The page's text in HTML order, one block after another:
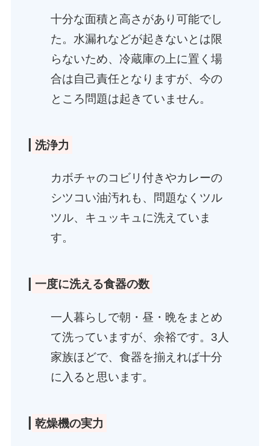
十分な面積と高さがあり可能でし
た。水漏れなどが起きないとは限
らないため、冷蔵庫の上に置く場
合は自己責任となりますが、今の
ところ問題は起きていません。
洗浄力
カボチャのコビリ付きやカレーの
シツコい油汚れも、問題なくツル
ツル、キュッキュに洗えていま
す。
| 一度に洗える食器の数
一人暮らしで朝・昼・晩をまとめ
て洗っていますが、余裕です。3人
家族ほどで、食器を揃えれば十分
に入ると思います。
乾燥機の実力